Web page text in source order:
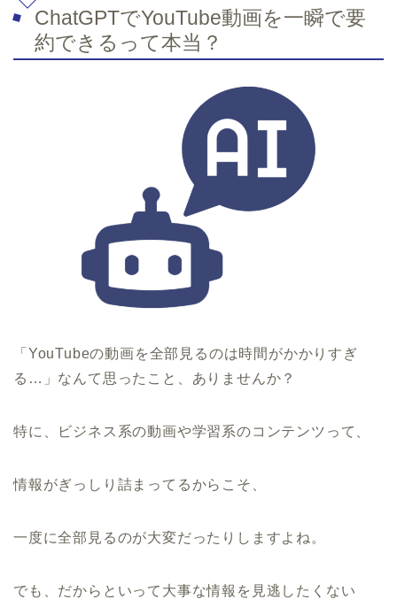
ChatGPTでYouTube動画を一瞬で要
約できるって本当？
「YouTubeの動画を全部見るのは時間がかかりすぎ
る…」なんて思ったこと、ありませんか？
特に、ビジネス系の動画や学習系のコンテンツって、
情報がぎっしり詰まってるからこそ、
一度に全部見るのが大変だったりしますよね。
でも、だからといって大事な情報を見逃したくない